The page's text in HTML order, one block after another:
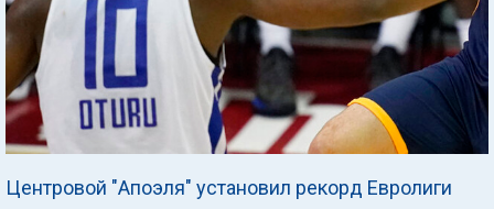
Центровой "Апоэля" установил рекорд Евролиги